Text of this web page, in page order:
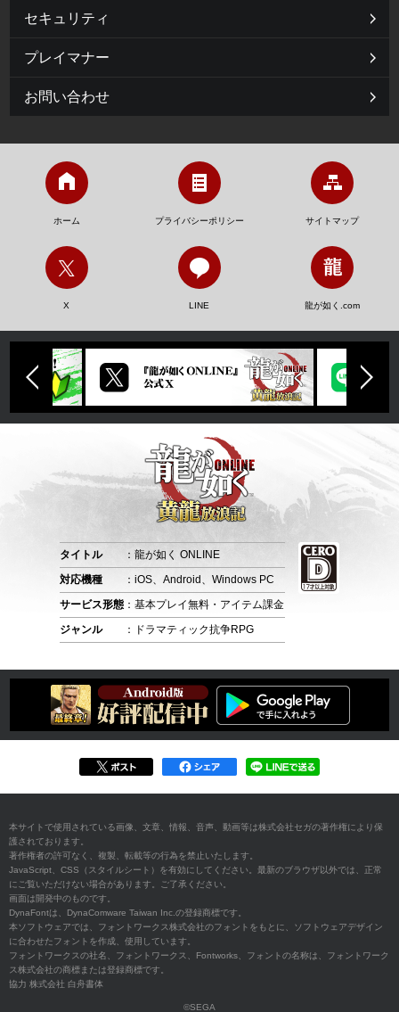
セキュリティ
プレイマナー
お問い合わせ
ホーム プライバシーポリシー サイトマップ
X LINE 龍が如く.com
タイトル
：龍が如く ONLINE
対応機種
：iOS、Android、Windows PC
サービス形態 ：基本プレイ無料・アイテム課金
ジャンル
：ドラマティック抗争RPG
本サイトで使用されている画像、文章、情報、音声、動画等は株式会社セガの著作権により保
護されております。
著作権者の許可なく、複製、転載等の行為を禁止いたします。
JavaScript、CSS（スタイルシート）を有効にしてください。最新のブラウザ以外では、正常
にご覧いただけない場合があります。ご了承ください。
画面は開発中のものです。
DynaFontは、DynaComware Taiwan Inc.の登録商標です。
本ソフトウェアでは、フォントワークス株式会社のフォントをもとに、ソフトウェアデザイン
に合わせたフォントを作成、使用しています。
フォントワークスの社名、フォントワークス、Fontworks、フォントの名称は、フォントワーク
ス株式会社の商標または登録商標です。
協力 株式会社 白舟書体
©SEGA